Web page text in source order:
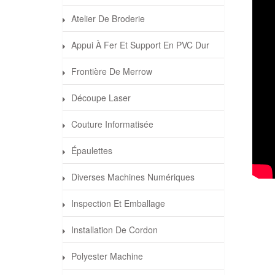
Atelier De Broderie
Appui À Fer Et Support En PVC Dur
Frontière De Merrow
Découpe Laser
Couture Informatisée
Épaulettes
Diverses Machines Numériques
Inspection Et Emballage
Installation De Cordon
Polyester Machine